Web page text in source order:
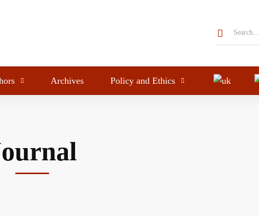
Archives Policy and Ethics